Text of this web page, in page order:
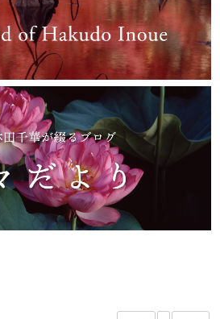
Ｌ字レザーペンケース
4,180円 (税込)